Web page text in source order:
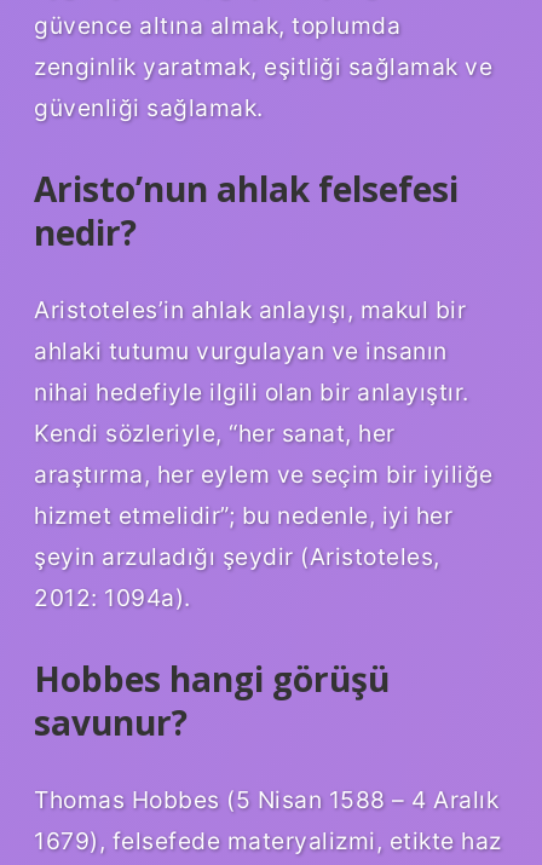
güvence altına almak, toplumda
zenginlik yaratmak, eşitliği sağlamak ve
güvenliği sağlamak.
Aristo’nun ahlak felsefesi
nedir?
Aristoteles’in ahlak anlayışı, makul bir
ahlaki tutumu vurgulayan ve insanın
nihai hedefiyle ilgili olan bir anlayıştır.
Kendi sözleriyle, “her sanat, her
araştırma, her eylem ve seçim bir iyiliğe
hizmet etmelidir”; bu nedenle, iyi her
şeyin arzuladığı şeydir (Aristoteles,
2012: 1094a).
Hobbes hangi görüşü
savunur?
Thomas Hobbes (5 Nisan 1588 – 4 Aralık
1679), felsefede materyalizmi, etikte haz